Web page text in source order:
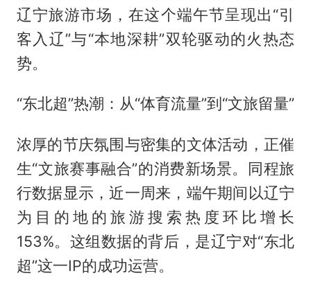
辽宁旅游市场，在这个端午节呈现出“引
客入辽”与“本地深耕”双轮驱动的火热态
势。
“东北超”热潮：从“体育流量”到“文旅留量”
浓厚的节庆氛围与密集的文体活动，正催
生“文旅赛事融合”的消费新场景。同程旅
行数据显示，近一周来，端午期间以辽宁
为目的地的旅游搜索热度环比增长
153%。这组数据的背后，是辽宁对“东北
超”这一IP的成功运营。